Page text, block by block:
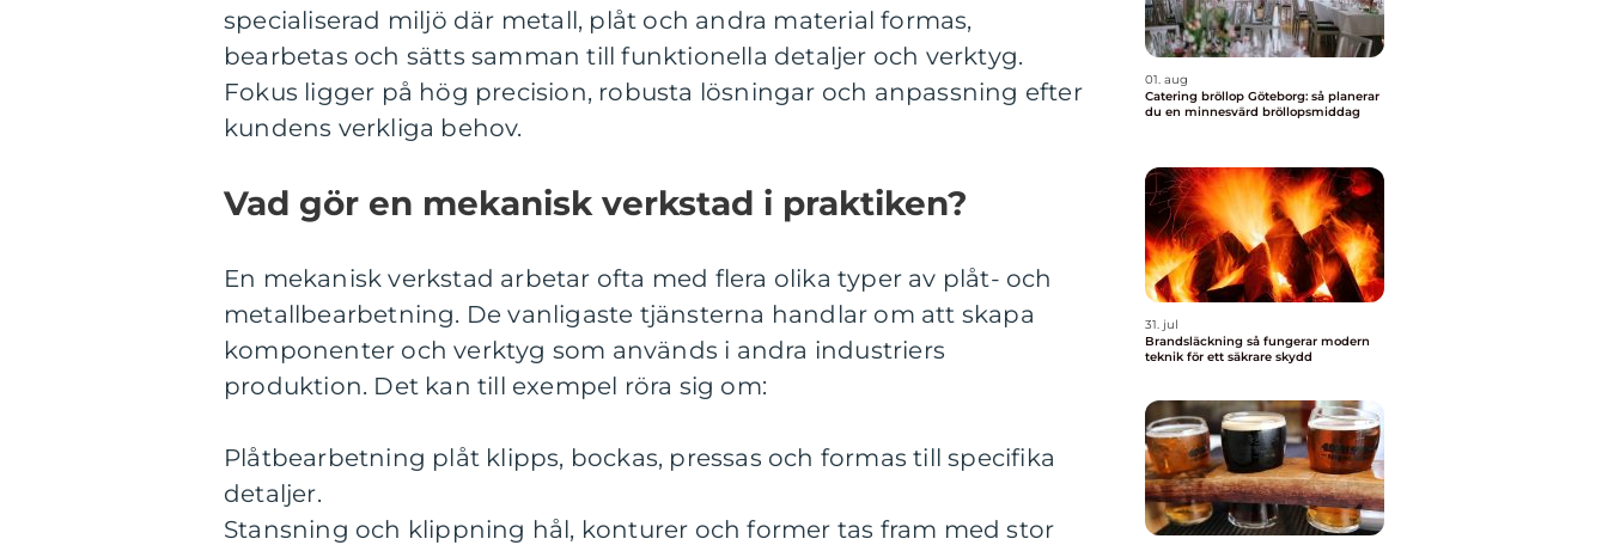
specialiserad miljö där metall, plåt och andra material formas,
bearbetas och sätts samman till funktionella detaljer och verktyg.
Fokus ligger på hög precision, robusta lösningar och anpassning efter
kundens verkliga behov.
Vad gör en mekanisk verkstad i praktiken?
En mekanisk verkstad arbetar ofta med flera olika typer av plåt- och
metallbearbetning. De vanligaste tjänsterna handlar om att skapa
komponenter och verktyg som används i andra industriers
produktion. Det kan till exempel röra sig om:
Plåtbearbetning plåt klipps, bockas, pressas och formas till specifika
detaljer.
Stansning och klippning hål, konturer och former tas fram med stor
01. aug
Catering bröllop Göteborg: så planerar
du en minnesvärd bröllopsmiddag
31. jul
Brandsläckning så fungerar modern
teknik för ett säkrare skydd